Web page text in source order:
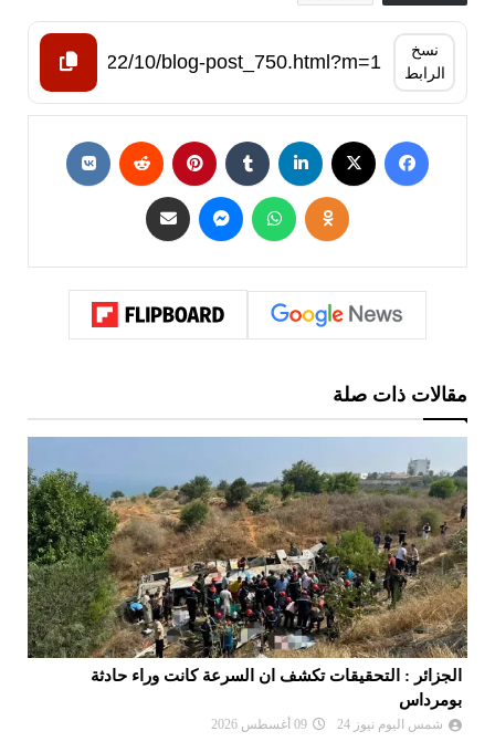
نسخ
الرابط
مقالات ذات صلة
الجزائر : التحقيقات تكشف ان السرعة كانت وراء حادثة
بومرداس
شمس اليوم نيوز 24 09 أغسطس 2026